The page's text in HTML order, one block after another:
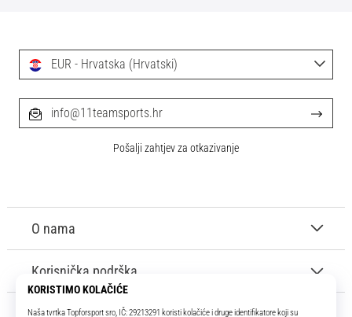
O nama
Korisnička podrška
EUR - Hrvatska (Hrvatski)
info@11teamsports.hr
Pošalji zahtjev za otkazivanje